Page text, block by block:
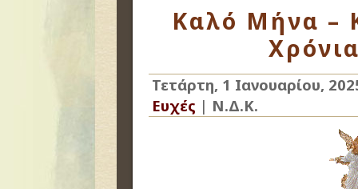
Καλό Μήνα –
Τετάρτη, 1 Ιανουαρίου,
Ευχές | Ν.Δ.Κ.